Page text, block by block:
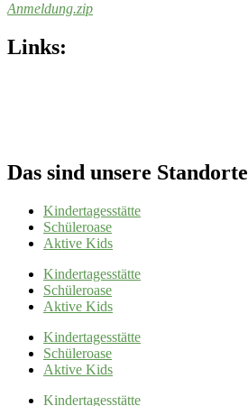
Anmeldung.zip
Links:
Das sind unsere
Kindertagesstätte
Schüleroase
Aktive Kids
Kindertagesstätte
Schüleroase
Aktive Kids
Kindertagesstätte
Schüleroase
Aktive Kids
Kindertagesstätte